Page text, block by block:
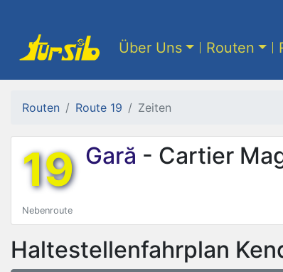
Über Uns Routen
Routen Route 19 Zeiten
19 Gară - Cartier
Nebenroute
Haltestellenfahrplan